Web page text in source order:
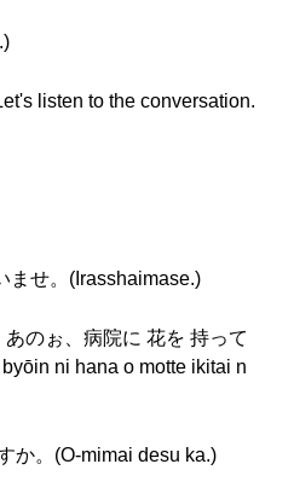
listen to the conversation.
ませ。(Irasshaimase.)
のぉ、病院に 花を 持って
ni hana o motte ikitai n
か。(O-mimai desu ka.)